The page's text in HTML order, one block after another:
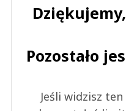
Pozostało
Jeśli widzisz